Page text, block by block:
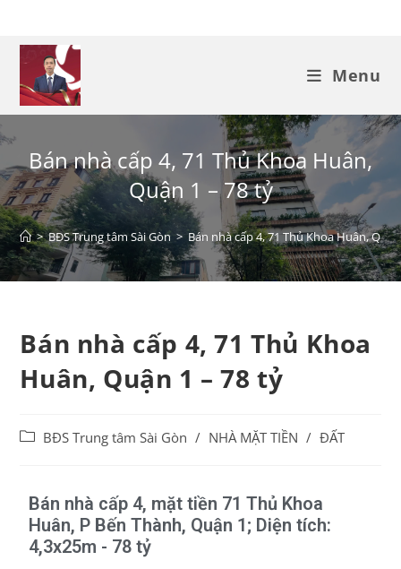
Menu
Bán nhà cấp 4, 71 Thủ Khoa Huân,
Quận 1 – 78 tỷ
> BĐS Trung tâm Sài Gòn > Bán nhà cấp 4, 71 Thủ Khoa Huân,
Bán nhà cấp 4, 71 Thủ Khoa
Huân, Quận 1 – 78 tỷ
BĐS Trung tâm Sài Gòn / NHÀ MẶT TIỀN / ĐẤT
Bán nhà cấp 4, mặt tiền 71 Thủ Khoa
Huân, P Bến Thành, Quận 1; Diện tích:
4,3x25m - 78 tỷ